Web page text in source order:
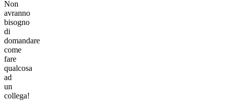
Non
avranno
bisogno
di
domandare
come
fare
qualcosa
ad
un
collega!